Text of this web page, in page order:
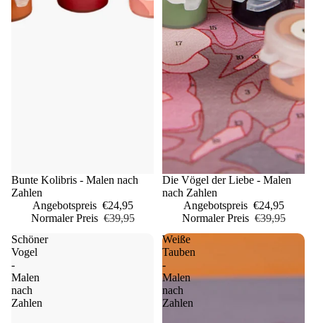
Sale
Bunte Kolibris - Malen nach
Zahlen
Angebotspreis €24,95
Normaler Preis €39,95
Sale
Die Vögel der Liebe - Malen
nach Zahlen
Angebotspreis €24,95
Normaler Preis €39,95
Schöner
Vogel
-
Malen
nach
Zahlen
Weiße
Tauben
-
Malen
nach
Zahlen